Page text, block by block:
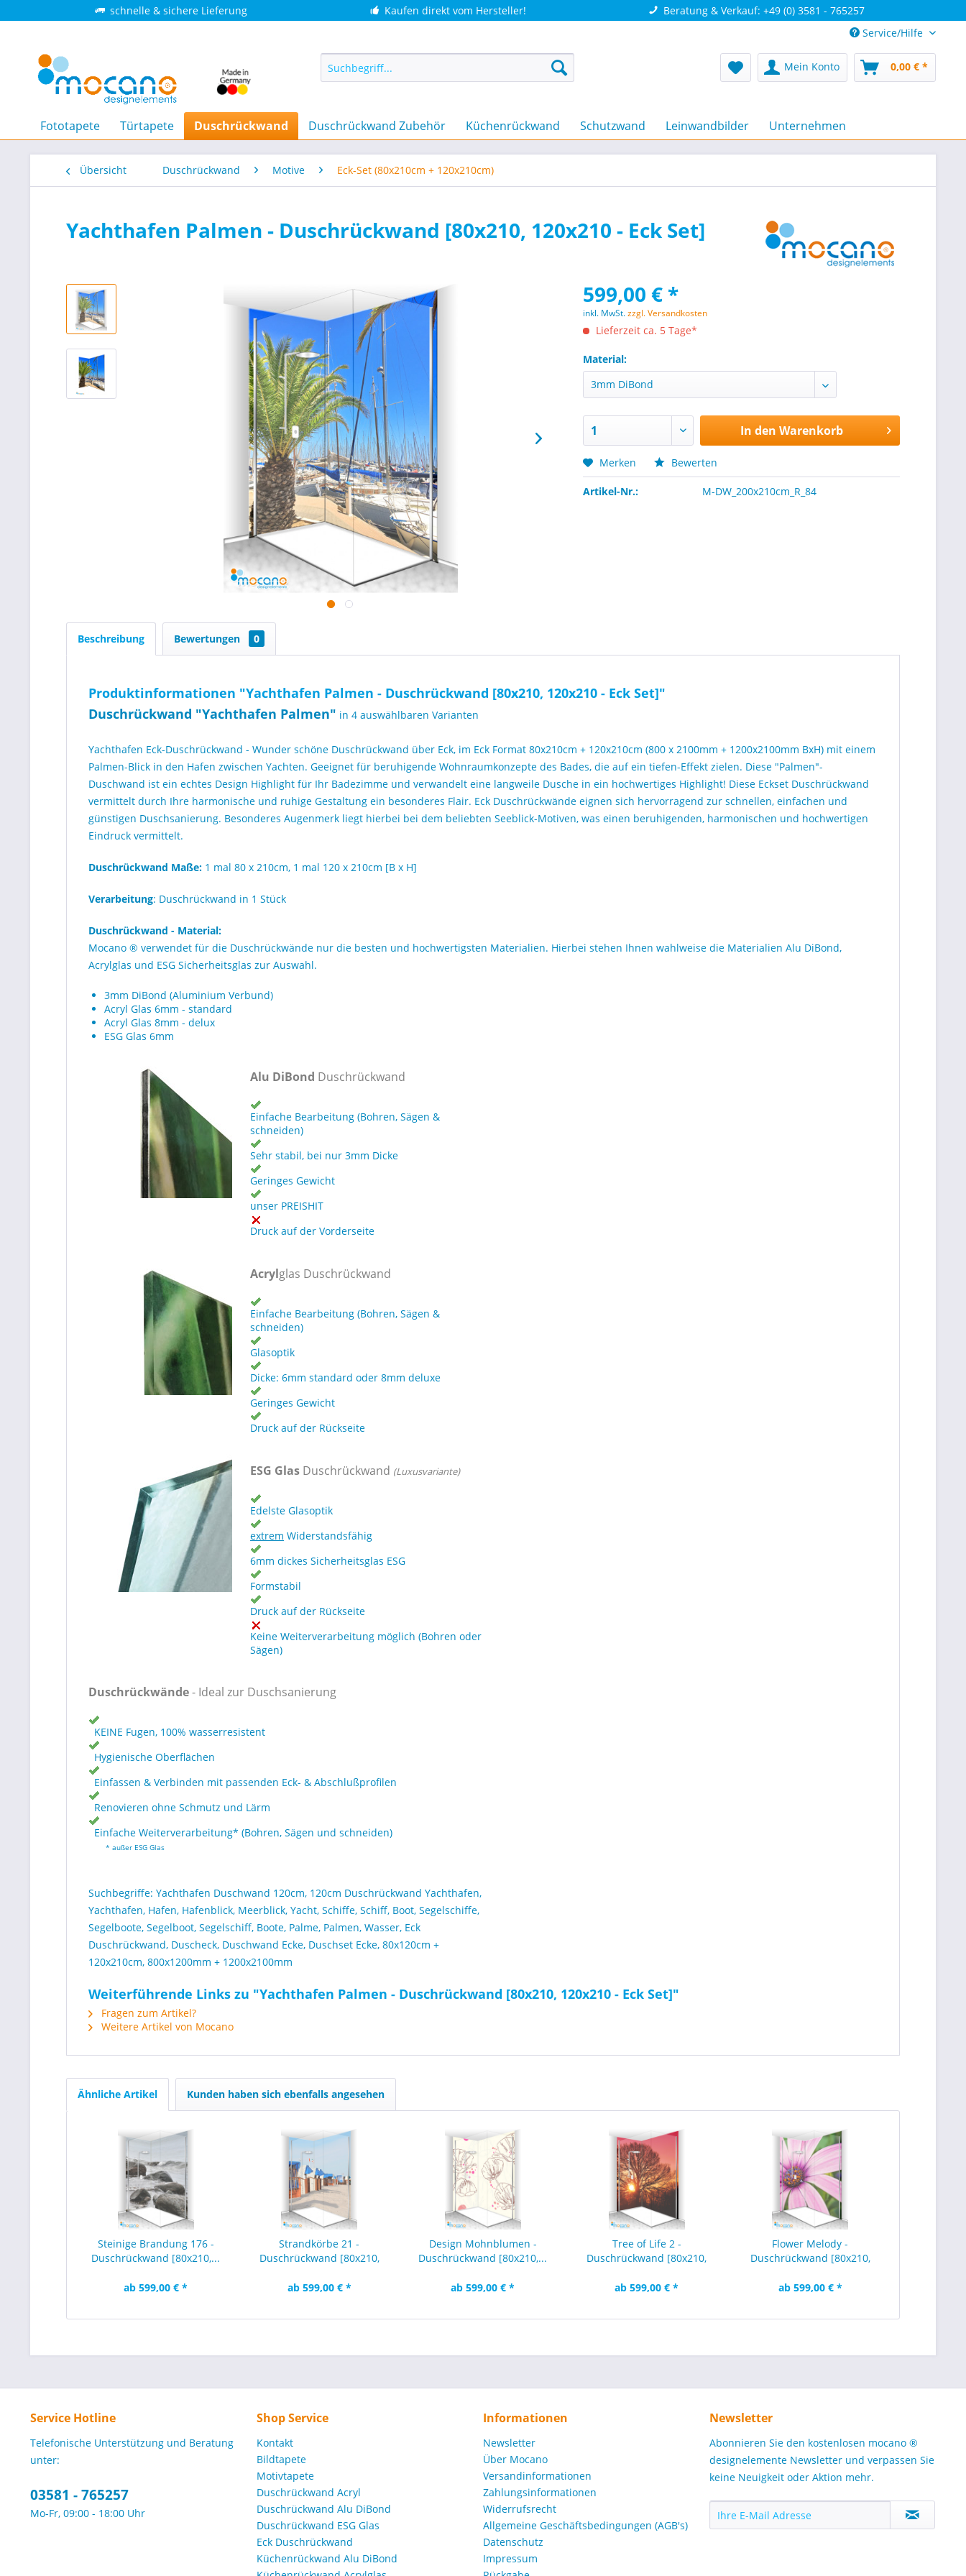
schnelle & sichere Lieferung Kaufen direkt vom Hersteller!
Beratung & Verkauf: +49 (0) 3581 - 765257
Service/Hilfe
Mein Konto 0,00 € *
Fototapete Türtapete Duschrückwand Duschrückwand Zubehör Küchenrückwand Schutzwand Leinwandbilder Unternehmen
Übersicht Duschrückwand Motive Eck-Set (80x210cm + 120x210cm)
Yachthafen Palmen - Duschrückwand [80x210, 120x210 - Eck Set]
599,00 € *
inkl. MwSt.zzgl. Versandkosten
Lieferzeit ca. 5 Tage*
Material:
In den Warenkorb
Merken Bewerten
Artikel-Nr.: M-DW_200x210cm_R_84
Beschreibung Bewertungen 0
Produktinformationen "Yachthafen Palmen - Duschrückwand [80x210, 120x210 - Eck Set]"
Duschrückwand "Yachthafen Palmen" in 4 auswählbaren Varianten
Yachthafen Eck-Duschrückwand - Wunder schöne Duschrückwand über Eck, im Eck Format 80x210cm + 120x210cm (800 x 2100mm + 1200x2100mm BxH) mit einem
Palmen-Blick in den Hafen zwischen Yachten. Geeignet für beruhigende Wohnraumkonzepte des Bades, die auf ein tiefen-Effekt zielen. Diese "Palmen"-
Duschwand ist ein echtes Design Highlight für Ihr Badezimme und verwandelt eine langweile Dusche in ein hochwertiges Highlight! Diese Eckset Duschrückwand
vermittelt durch Ihre harmonische und ruhige Gestaltung ein besonderes Flair. Eck Duschrückwände eignen sich hervorragend zur schnellen, einfachen und
günstigen Duschsanierung. Besonderes Augenmerk liegt hierbei bei dem beliebten Seeblick-Motiven, was einen beruhigenden, harmonischen und hochwertigen
Eindruck vermittelt.
Duschrückwand Maße: 1 mal 80 x 210cm, 1 mal 120 x 210cm [B x H]
Verarbeitung: Duschrückwand in 1 Stück
Duschrückwand - Material:
Mocano ® verwendet für die Duschrückwände nur die besten und hochwertigsten Materialien. Hierbei stehen Ihnen wahlweise die Materialien Alu DiBond,
Acrylglas und ESG Sicherheitsglas zur Auswahl.
3mm DiBond (Aluminium Verbund)
Acryl Glas 6mm - standard
Acryl Glas 8mm - delux
ESG Glas 6mm
Alu DiBond Duschrückwand
Einfache Bearbeitung (Bohren, Sägen &
schneiden)
Sehr stabil, bei nur 3mm Dicke
Geringes Gewicht
unser PREISHIT
Druck auf der Vorderseite
Acrylglas Duschrückwand
Einfache Bearbeitung (Bohren, Sägen &
schneiden)
Glasoptik
Dicke: 6mm standard oder 8mm deluxe
Geringes Gewicht
Druck auf der Rückseite
ESG Glas Duschrückwand (Luxusvariante)
Edelste Glasoptik
extrem Widerstandsfähig
6mm dickes Sicherheitsglas ESG
Formstabil
Druck auf der Rückseite
Keine Weiterverarbeitung möglich (Bohren oder
Sägen)
Duschrückwände- Ideal zur Duschsanierung
KEINE Fugen, 100% wasserresistent
Hygienische Oberflächen
Einfassen & Verbinden mit passenden Eck- & Abschlußprofilen
Renovieren ohne Schmutz und Lärm
Einfache Weiterverarbeitung* (Bohren, Sägen und schneiden)
* außer ESG Glas
Suchbegriffe: Yachthafen Duschwand 120cm, 120cm Duschrückwand Yachthafen,
Yachthafen, Hafen, Hafenblick, Meerblick, Yacht, Schiffe, Schiff, Boot, Segelschiffe,
Segelboote, Segelboot, Segelschiff, Boote, Palme, Palmen, Wasser, Eck
Duschrückwand, Duscheck, Duschwand Ecke, Duschset Ecke, 80x120cm +
120x210cm, 800x1200mm + 1200x2100mm
Weiterführende Links zu "Yachthafen Palmen - Duschrückwand [80x210, 120x210 - Eck Set]"
Fragen zum Artikel?
Weitere Artikel von Mocano
Ähnliche Artikel Kunden haben sich ebenfalls angesehen
Steinige Brandung 176 -
Duschrückwand [80x210,...
ab 599,00 € *
Strandkörbe 21 -
Duschrückwand [80x210,
ab 599,00 € *
Design Mohnblumen -
Duschrückwand [80x210,...
ab 599,00 € *
Tree of Life 2 -
Duschrückwand [80x210,
ab 599,00 € *
Flower Melody -
Duschrückwand [80x210,
ab 599,00 € *
Service Hotline
Telefonische Unterstützung und Beratung
unter:
03581 - 765257
Mo-Fr, 09:00 - 18:00 Uhr
Shop Service
Kontakt
Bildtapete
Motivtapete
Duschrückwand Acryl
Duschrückwand Alu DiBond
Duschrückwand ESG Glas
Eck Duschrückwand
Küchenrückwand Alu DiBond
Informationen
Newsletter
Über Mocano
Versandinformationen
Zahlungsinformationen
Widerrufsrecht
Allgemeine Geschäftsbedingungen (AGB's)
Datenschutz
Impressum
Newsletter
Abonnieren Sie den kostenlosen mocano ®
designelemente Newsletter und verpassen Sie
keine Neuigkeit oder Aktion mehr.